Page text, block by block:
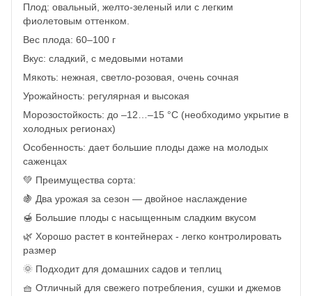
Плод: овальный, желто-зеленый или с легким
фиолетовым оттенком.
Вес плода: 60–100 г
Вкус: сладкий, с медовыми нотами
Мякоть: нежная, светло-розовая, очень сочная
Урожайность: регулярная и высокая
Морозостойкость: до –12…–15 °C (необходимо укрытие в
холодных регионах)
Особенность: дает большие плоды даже на молодых
саженцах
💚 Преимущества сорта:
🍇 Два урожая за сезон — двойное наслаждение
🍯 Большие плоды с насыщенным сладким вкусом
🌿 Хорошо растет в контейнерах - легко контролировать
размер
🌞 Подходит для домашних садов и теплиц
🧺 Отличный для свежего потребления, сушки и джемов